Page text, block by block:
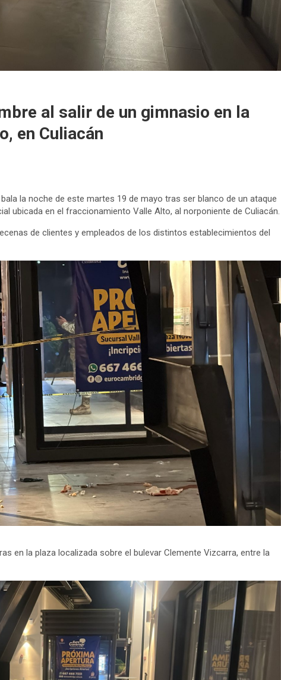
al salir de un gimnasio en la
en Culiacán
la noche de este martes 19 de mayo tras ser blanco de un ataque
ubicada en el fraccionamiento Valle Alto, al norponiente de Culiacán.
de clientes y empleados de los distintos establecimientos del
en la plaza localizada sobre el bulevar Clemente Vizcarra, entre la